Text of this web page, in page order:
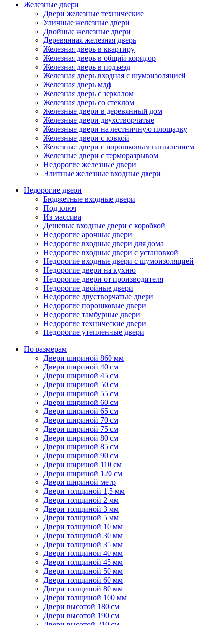
Железные двери
Двери железные технические
Уличные железные двери
Двойные железные двери
Деревянная железная дверь
Железная дверь в квартиру
Железная дверь в общий коридор
Железная дверь в подъезд
Железная дверь входная с шумоизоляцией
Железная дверь мдф
Железная дверь с зеркалом
Железная дверь со стеклом
Железные двери в деревянный дом
Железные двери двухстворчатые
Железные двери на лестничную площадку
Железные двери с ковкой
Железные двери с порошковым напылением
Железные двери с терморазрывом
Недорогие железные двери
Элитные железные входные двери
Недорогие двери
Бюджетные входные двери
Под ключ
Из массива
Дешевые входные двери с коробкой
Недорогие арочные двери
Недорогие входные двери для дома
Недорогие входные двери с установкой
Недорогие входные двери с шумоизоляцией
Недорогие двери на кухню
Недорогие двери от производителя
Недорогие двойные двери
Недорогие двустворчатые двери
Недорогие порошковые двери
Недорогие тамбурные двери
Недорогие технические двери
Недорогие утепленные двери
По размерам
Двери шириной 860 мм
Двери шириной 40 см
Двери шириной 45 см
Двери шириной 50 см
Двери шириной 55 см
Двери шириной 60 см
Двери шириной 65 см
Двери шириной 70 см
Двери шириной 75 см
Двери шириной 80 см
Двери шириной 85 см
Двери шириной 90 см
Двери шириной 110 см
Двери шириной 120 см
Двери шириной метр
Двери толщиной 1,5 мм
Двери толщиной 2 мм
Двери толщиной 3 мм
Двери толщиной 5 мм
Двери толщиной 10 мм
Двери толщиной 30 мм
Двери толщиной 35 мм
Двери толщиной 40 мм
Двери толщиной 45 мм
Двери толщиной 50 мм
Двери толщиной 60 мм
Двери толщиной 80 мм
Двери толщиной 100 мм
Двери высотой 180 см
Двери высотой 190 см